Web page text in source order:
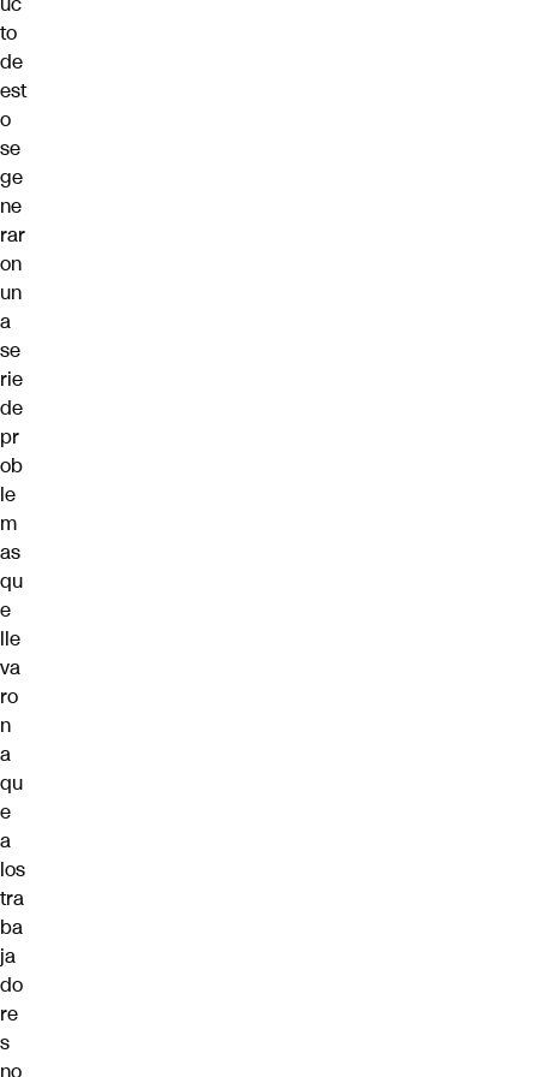
to
de
est
o
se
ge
ne
rar
on
un
a
se
rie
de
pr
ob
le
m
as
qu
e
lle
va
ro
n
a
qu
e
a
los
tra
ba
ja
do
re
s
no